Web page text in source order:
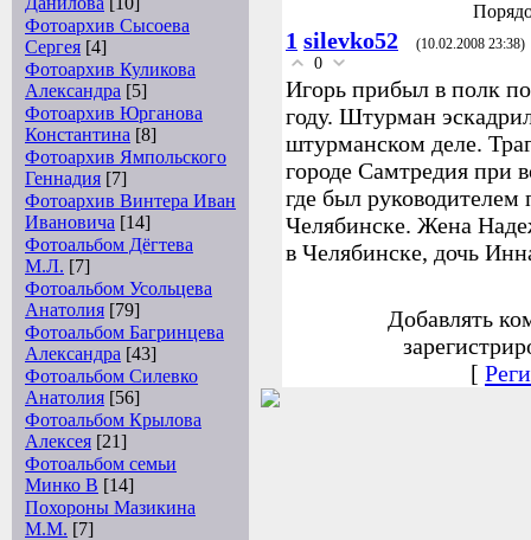
Фотоархив Сысоева
Сергея [4]
Фотоархив Куликова
Александра [5]
Фотоархив Юрганова
Константина [8]
Фотоархив Ямпольского
Геннадия [7]
Фотоархив Винтера Иван
Ивановича [14]
Фотоальбом Дёгтева
М.Л. [7]
Фотоальбом Усольцева
Анатолия [79]
Фотоальбом Багринцева
Александра [43]
Фотоальбом Силевко
Анатолия [56]
Фотоальбом Крылова
Алексея [21]
Фотоальбом семьи
Минко В [14]
Похороны Мазикина
М.М. [7]
1 silevko52 (10.02.2008 23:38)
0
Игорь прибыл в полк
году. Штурман
штурманском деле.
городе Самтредия при
где был руководителем
Челябинске. Жена
в Челябинске, дочь
Добавлять
[